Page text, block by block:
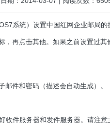
系统）设置中国红网企业邮局的
，再点击其他。如果之前设置过其
邮件和密码（描述会自动生成）。
收件服务器和发件服务器。请注